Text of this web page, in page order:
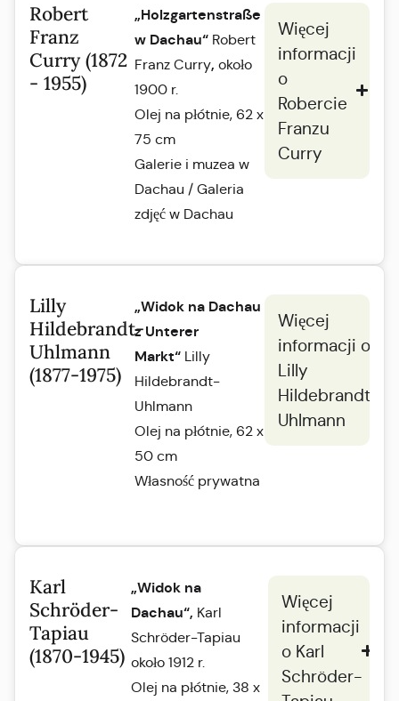
Robert
Franz
Curry (1872
- 1955)
„Holzgartenstraße
w Dachau“ Robert
Franz Curry,około
1900 r.
Olej na płótnie, 62 x
75 cm
Galerie i muzea w
Dachau / Galeria
zdjęć w Dachau
Więcej
informacji
o
Robercie
Franzu
Curry
Lilly
Hildebrandt-
Uhlmann
(1877-1975)
„Widok na Dachau
z Unterer
Markt“ Lilly
Hildebrandt-
Uhlmann
Olej na płótnie, 62 x
50 cm
Własność prywatna
Więcej
informacji o
Lilly
Hildebrandt-
Uhlmann
Karl
Schröder-
Tapiau
(1870-1945)
„Widok na
Dachau“, Karl
Schröder-Tapiau
około 1912 r.
Olej na płótnie, 38 x
Więcej
informacji
o Karl
Schröder-